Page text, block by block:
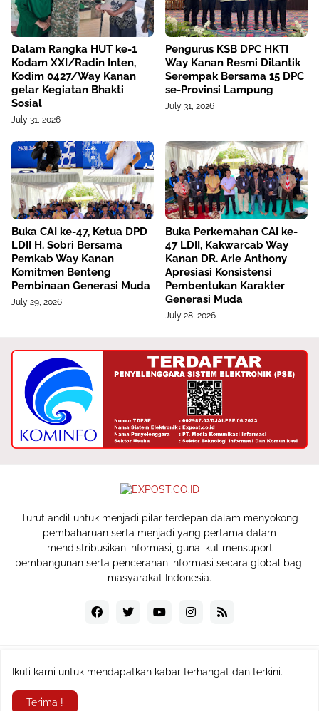
Dalam Rangka HUT ke-1
Kodam XXI/Radin Inten,
Kodim 0427/Way Kanan
gelar Kegiatan Bhakti
Sosial
July 31, 2026
Pengurus KSB DPC HKTI
Way Kanan Resmi Dilantik
Serempak Bersama 15 DPC
se-Provinsi Lampung
July 31, 2026
Buka CAI ke-47, Ketua DPD
LDII H. Sobri Bersama
Pemkab Way Kanan
Komitmen Benteng
Pembinaan Generasi Muda
July 29, 2026
Buka Perkemahan CAI ke-
47 LDII, Kakwarcab Way
Kanan DR. Arie Anthony
Apresiasi Konsistensi
Pembentukan Karakter
Generasi Muda
July 28, 2026
Turut andil untuk menjadi pilar terdepan dalam menyokong
pembaharuan serta menjadi yang pertama dalam
mendistribusikan informasi, guna ikut mensuport
pembangunan serta pencerahan informasi secara global bagi
masyarakat Indonesia.
Copyrigth © 2024expost.co.id
Redaksi
Ikuti kami untuk mendapatkan kabar terhangat dan terkini.
Terima !